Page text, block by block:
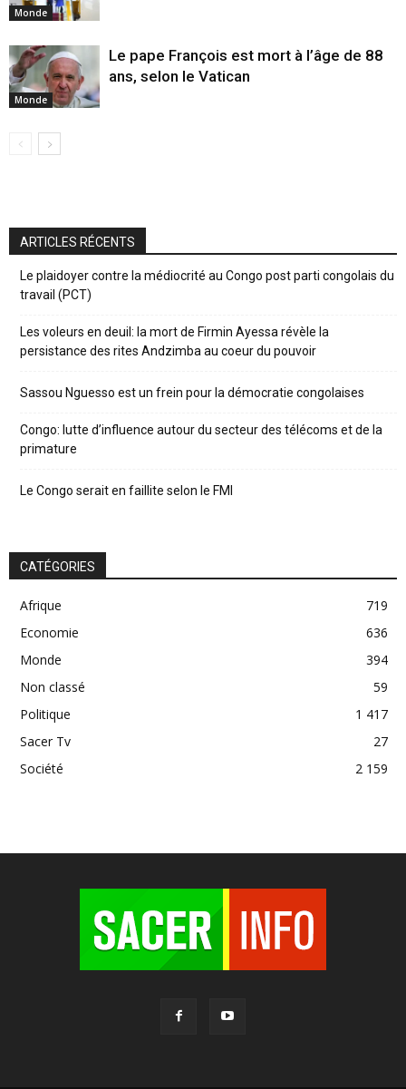
Monde
Monde
Le pape François est mort à l’âge de 88
ans, selon le Vatican
ARTICLES RÉCENTS
Le plaidoyer contre la médiocrité au Congo post parti congolais du
travail (PCT)
Les voleurs en deuil: la mort de Firmin Ayessa révèle la
persistance des rites Andzimba au coeur du pouvoir
Sassou Nguesso est un frein pour la démocratie congolaises
Congo: lutte d’influence autour du secteur des télécoms et de la
primature
Le Congo serait en faillite selon le FMI
CATÉGORIES
Afrique
719
Economie
636
Monde
394
Non classé
59
Politique
1 417
Sacer Tv
27
Société
2 159